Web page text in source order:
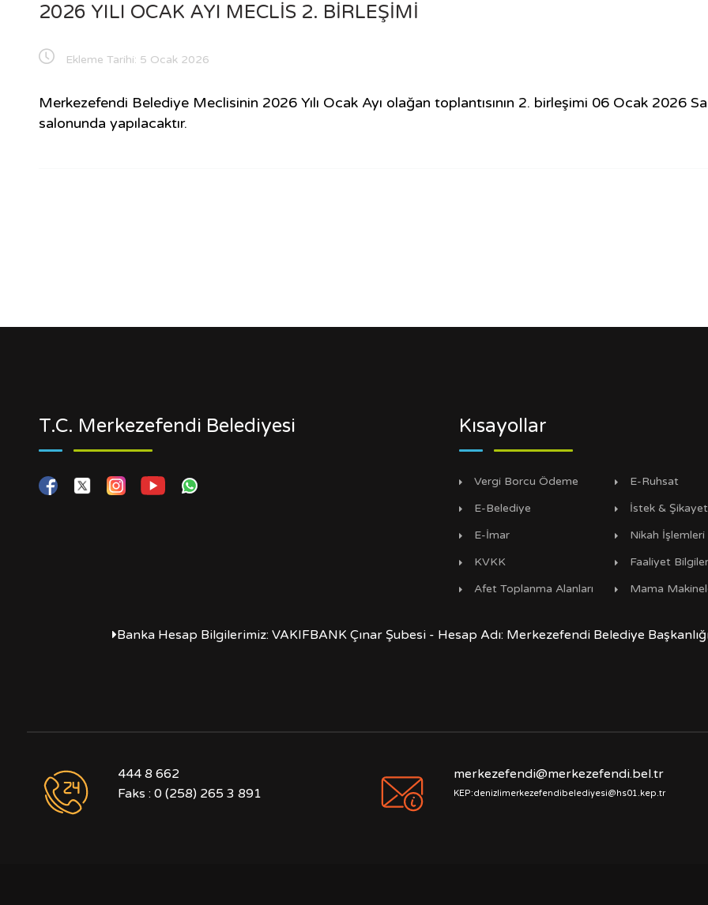
2026 YILI OCAK AYI MECLİS 2. BİRLEŞİMİ
Ekleme Tarihi: 5 Ocak 2026
Merkezefendi Belediye Meclisinin 2026 Yılı Ocak Ayı olağan toplantısının 2. birleşimi 06 Ocak 2026
salonunda yapılacaktır.
T.C. Merkezefendi Belediyesi Kısayollar
Vergi Borcu Ödeme
E-Belediye
E-İmar
KVKK
Afet Toplanma Alanları
E-Ruhsat
İstek & Şikayet
Nikah İşlemleri
Faaliyet
Mama
Banka Hesap Bilgilerimiz: VAKIFBANK Çınar Şubesi - Hesap Adı: Merkezefendi Belediye
444 8 662
Faks : 0 (258) 265 3 891
merkezefendi@merkezefendi.bel.tr
KEP:denizlimerkezefendibelediyesi@hs01.kep.tr